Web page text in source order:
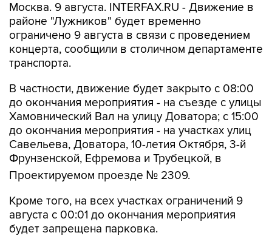
Москва. 9 августа. INTERFAX.RU - Движение в
районе "Лужников" будет временно
ограничено 9 августа в связи с проведением
концерта, сообщили в столичном департаменте
транспорта.
В частности, движение будет закрыто с 08:00
до окончания мероприятия - на съезде с улицы
Хамовнический Вал на улицу Доватора; с 15:00
до окончания мероприятия - на участках улиц
Савельева, Доватора, 10-летия Октября, 3-й
Фрунзенской, Ефремова и Трубецкой, в
Проектируемом проезде № 2309.
Кроме того, на всех участках ограничений 9
августа с 00:01 до окончания мероприятия
будет запрещена парковка.